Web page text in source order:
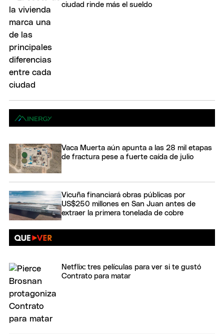
ciudad rinde más el sueldo
Vaca Muerta aún apunta a las 28 mil etapas
de fractura pese a fuerte caída de julio
Vicuña financiará obras públicas por
US$250 millones en San Juan antes de
extraer la primera tonelada de cobre
Netflix: tres películas para ver si te gustó
Contrato para matar